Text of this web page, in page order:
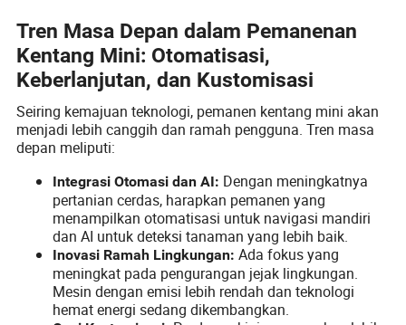
Tren Masa Depan dalam Pemanenan
Kentang Mini: Otomatisasi,
Keberlanjutan, dan Kustomisasi
Seiring kemajuan teknologi, pemanen kentang mini akan
menjadi lebih canggih dan ramah pengguna. Tren masa
depan meliputi:
Integrasi Otomasi dan AI: Dengan meningkatnya
pertanian cerdas, harapkan pemanen yang
menampilkan otomatisasi untuk navigasi mandiri
dan AI untuk deteksi tanaman yang lebih baik.
Inovasi Ramah Lingkungan: Ada fokus yang
meningkat pada pengurangan jejak lingkungan.
Mesin dengan emisi lebih rendah dan teknologi
hemat energi sedang dikembangkan.